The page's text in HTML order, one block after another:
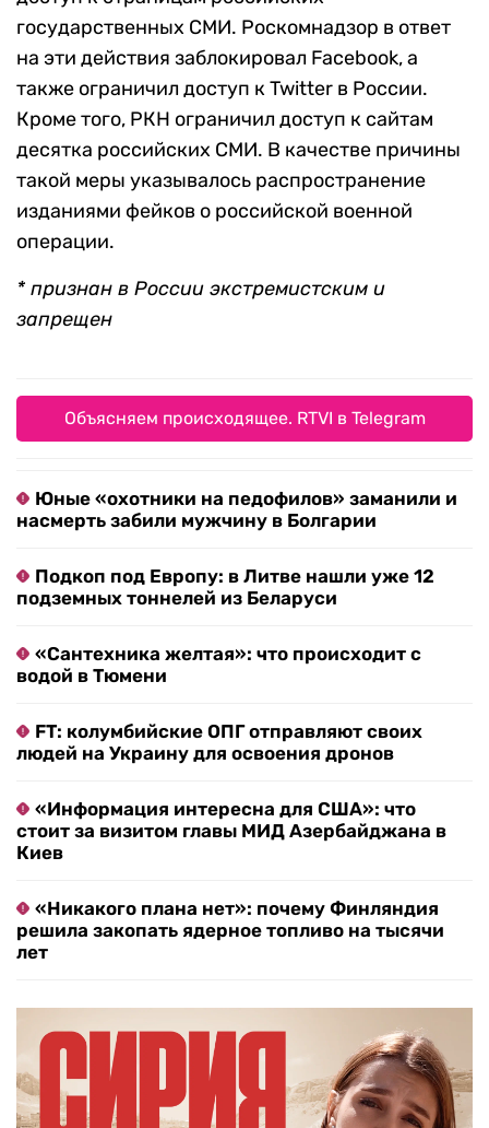
государственных СМИ. Роскомнадзор в ответ
на эти действия заблокировал Facebook, а
также ограничил доступ к Twitter в России.
Кроме того, РКН ограничил доступ к сайтам
десятка российских СМИ. В качестве причины
такой меры указывалось распространение
изданиями фейков о российской военной
операции.
* признан в России экстремистским и
запрещен
Объясняем происходящее. RTVI в Telegram
Юные «охотники на педофилов» заманили и
насмерть забили мужчину в Болгарии
Подкоп под Европу: в Литве нашли уже 12
подземных тоннелей из Беларуси
«Сантехника желтая»: что происходит с
водой в Тюмени
FT: колумбийские ОПГ отправляют своих
людей на Украину для освоения дронов
«Информация интересна для США»: что
стоит за визитом главы МИД Азербайджана в
Киев
«Никакого плана нет»: почему Финляндия
решила закопать ядерное топливо на тысячи
лет